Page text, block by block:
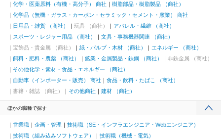
化学・医薬原料（有機・高分子） 商社
樹脂部品・樹脂製品 （商社）
化学品（無機・ガラス・カーボン・セラミック・セメント・窯業） 商社
日用品・雑貨 （商社）
玩具 （商社）
アパレル・繊維 （商社）
スポーツ・レジャー用品 （商社）
文具・事務機器関連 （商社）
宝飾品・貴金属 （商社）
紙・パルプ・木材 （商社）
エネルギー （商社）
飼料・肥料・農薬 （商社）
鉱業・金属製品・鉄鋼 （商社）
非鉄金属 （商社）
その他化学・素材・食品・エネルギー （商社）
自動車（インポーター・販売） 商社
食品・飲料・たばこ （商社）
書籍・雑誌 （商社）
その他商社 建材 （商社）
ほかの職種で探す
営業職 企画・管理
技術職（SE・インフラエンジニア・Webエンジニア）
技術職（組み込みソフトウェア）
技術職（機械・電気）